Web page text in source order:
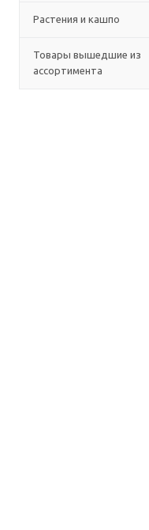
Растения и кашпо
Товары вышедшие из
ассортимента